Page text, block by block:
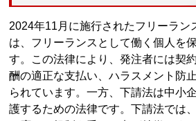
2024年11月に施行されたフリーラン
は、フリーランスとして働く個人を
す。この法律により、発注者には契
酬の適正な支払い、ハラスメント防
られています。一方、下請法は中小
護するための法律です。下請法では